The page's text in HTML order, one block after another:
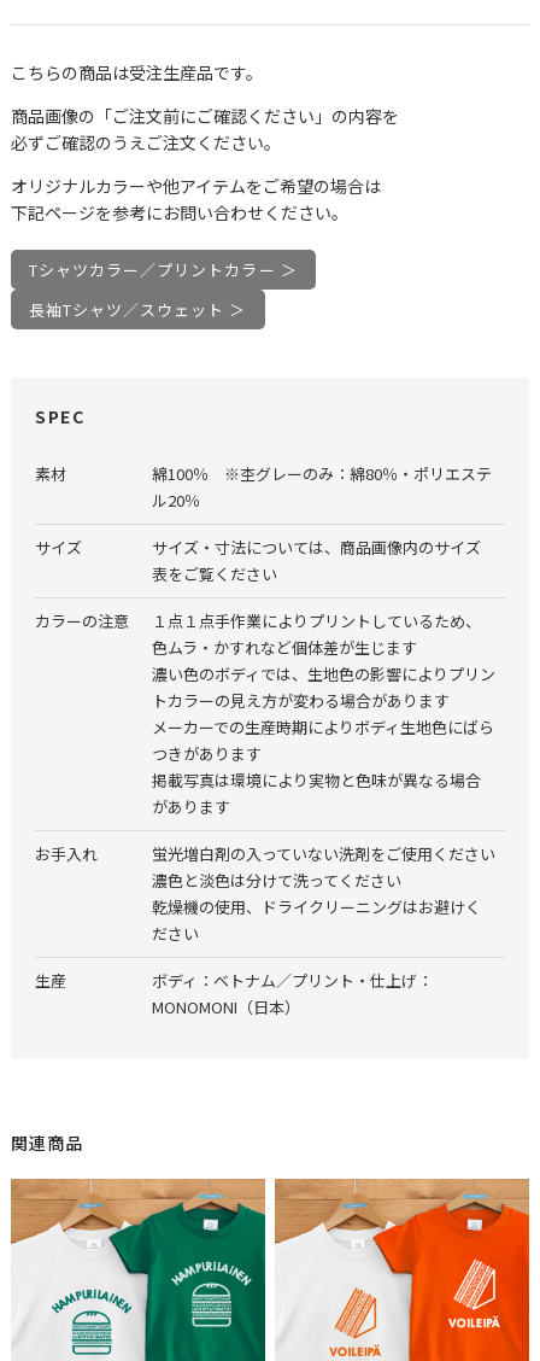
こちらの商品は受注生産品です。
商品画像の「ご注文前にご確認ください」の内容を
必ずご確認のうえご注文ください。
オリジナルカラーや他アイテムをご希望の場合は
下記ページを参考にお問い合わせください。
Tシャツカラー／プリントカラー ＞
長袖Tシャツ／スウェット ＞
SPEC
素材
綿100％ ※杢グレーのみ：綿80％・ポリエステ
ル20％
サイズ
サイズ・寸法については、商品画像内のサイズ
表をご覧ください
カラーの注意
１点１点手作業によりプリントしているため、
色ムラ・かすれなど個体差が生じます
濃い色のボディでは、生地色の影響によりプリン
トカラーの見え方が変わる場合があります
メーカーでの生産時期によりボディ生地色にばら
つきがあります
掲載写真は環境により実物と色味が異なる場合
があります
お手入れ
蛍光増白剤の入っていない洗剤をご使用ください
濃色と淡色は分けて洗ってください
乾燥機の使用、ドライクリーニングはお避けく
ださい
生産
ボディ：ベトナム／プリント・仕上げ：
MONOMONI（日本）
関連商品